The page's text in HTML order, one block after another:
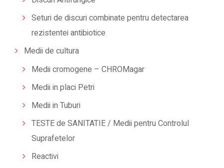
Seturi de discuri combinate pentru detectarea
rezistentei antibiotice
Medii de cultura
Medii cromogene – CHROMagar
Medii in placi Petri
Medii in Tuburi
TESTE de SANITATIE / Medii pentru Controlul
Suprafetelor
Reactivi